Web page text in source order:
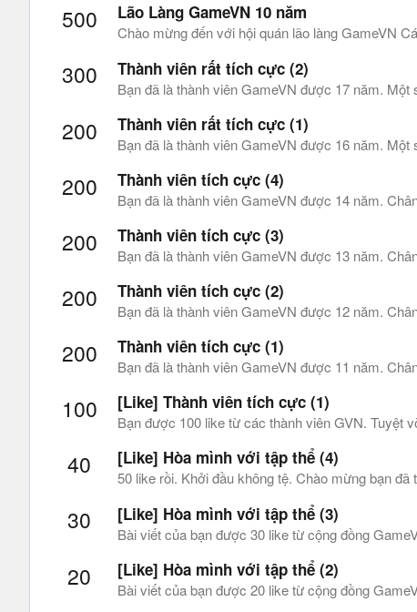
500 Lão Làng GameVN 10 năm
Chào mừng đến với hội quán lão làng GameVN
300 Thành viên rất tích cực (2)
Bạn đã là thành viên GameVN được 17 năm.
200 Thành viên rất tích cực (1)
Bạn đã là thành viên GameVN được 16 năm.
200 Thành viên tích cực (4)
Bạn đã là thành viên GameVN được 14 năm.
200 Thành viên tích cực (3)
Bạn đã là thành viên GameVN được 13 năm.
200 Thành viên tích cực (2)
Bạn đã là thành viên GameVN được 12 năm.
200 Thành viên tích cực (1)
Bạn đã là thành viên GameVN được 11 năm.
100 [Like] Thành viên tích cực (1)
Bạn được 100 like từ các thành viên GVN. Tuyệt
40 [Like] Hòa mình với tập thể (4)
50 like rồi. Khởi đầu không tệ. Chào mừng bạn
30 [Like] Hòa mình với tập thể (3)
Bài viết của bạn được 30 like từ cộng đồng
20 [Like] Hòa mình với tập thể (2)
Bài viết của bạn được 20 like từ cộng đồng